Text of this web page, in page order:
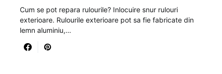
Cum se pot repara rulourile? Inlocuire snur rulouri
exterioare. Rulourile exterioare pot sa fie fabricate din
lemn aluminiu,…